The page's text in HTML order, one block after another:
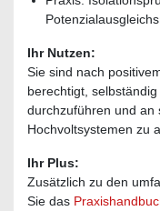
Ihr Nutzen:
Sie sind nach
berechtigt,
durchzuführen und an
Hochvoltsystemen zu
Ihr Plus:
Zusätzlich zu den
Sie das